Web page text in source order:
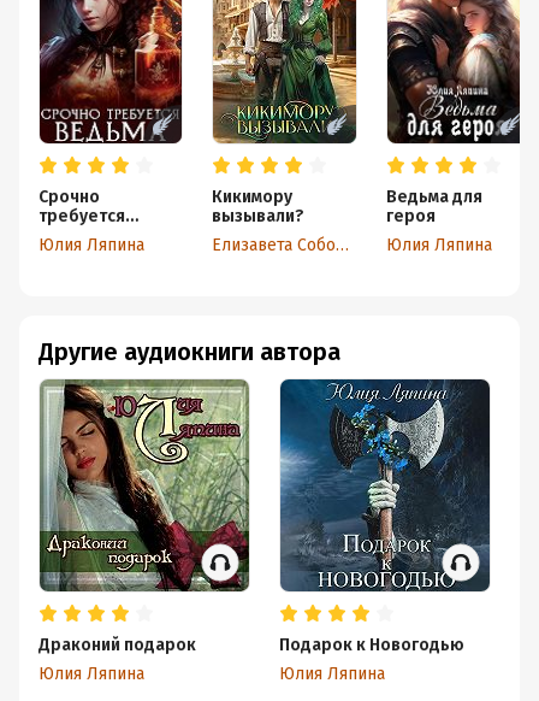
Срочно
требуется
ведьма
Юлия Ляпина
Кикимору
вызывали?
Елизавета Соболянская
Ведьма для
героя
Юлия Ляпина
Другие аудиокниги автора
Драконий подарок
Юлия Ляпина
Подарок к Новогодью
Юлия Ляпина